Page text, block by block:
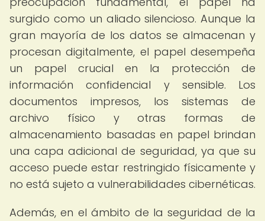
surgido como un aliado silencioso. Aunque la
gran mayoría de los datos se almacenan y
procesan digitalmente, el papel desempeña
un papel crucial en la protección de
información confidencial y sensible. Los
documentos impresos, los sistemas de
archivo físico y otras formas de
almacenamiento basadas en papel brindan
una capa adicional de seguridad, ya que su
acceso puede estar restringido físicamente y
no está sujeto a vulnerabilidades cibernéticas.
Además, en el ámbito de la seguridad de la